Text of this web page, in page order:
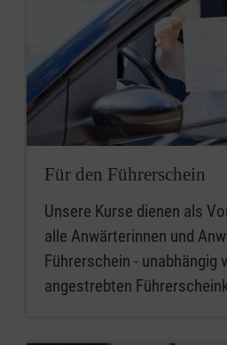
Für den Führerschein
Unsere Kurse dienen als
alle Anwärterinnen und
Führerschein - unabhängig
angestrebten